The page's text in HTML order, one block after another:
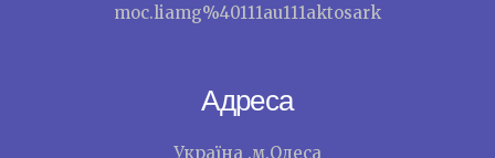
moc.liamg%40111au111aktosark
Адреса
Україна .м.Одеса